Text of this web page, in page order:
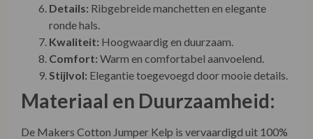
Details: Ribgebreide manchetten en elegante
ronde hals.
Kwaliteit: Hoogwaardig en duurzaam.
Comfort: Warm en comfortabel aanvoelend.
Stijlvol: Elegantie toegevoegd door mooie details.
Materiaal en Duurzaamheid:
De Makers Cotton Jumper Kelp is vervaardigd uit 100%